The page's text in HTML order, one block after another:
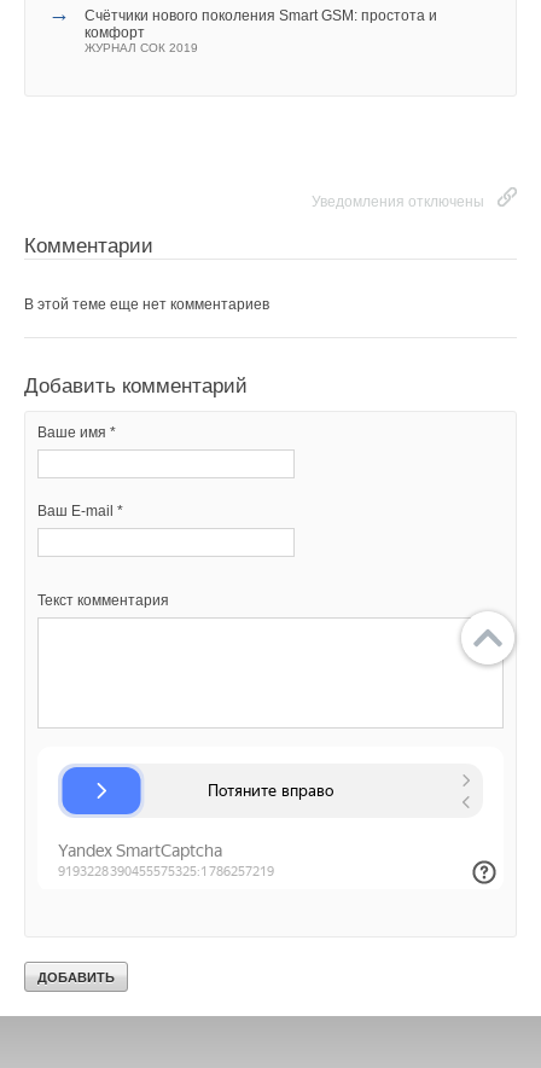
→
Счётчики нового поколения Smart GSM: простота и
комфорт
ЖУРНАЛ СОК 2019
Уведомления отключены
Комментарии
В этой теме еще нет комментариев
Добавить комментарий
Ваше имя *
Ваш E-mail *
Текст комментария